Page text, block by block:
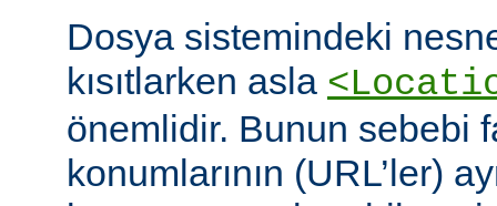
Dosya sistemindeki
kısıtlarken asla
önemlidir. Bunun sebebi
konumlarının (URL’ler)